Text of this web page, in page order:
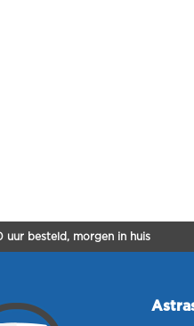
uur besteld, morgen in huis